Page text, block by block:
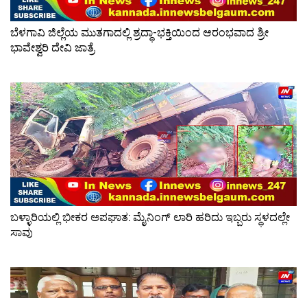
ಬೆಳಗಾವಿ ಜಿಲ್ಲೆಯ ಮುತಗಾದಲ್ಲಿ ಶ್ರದ್ಧಾ-ಭಕ್ತಿಯಿಂದ ಆರಂಭವಾದ ಶ್ರೀ
ಭಾವೇಶ್ವರಿ ದೇವಿ ಜಾತ್ರೆ
ಬಳ್ಳಾರಿಯಲ್ಲಿ ಭೀಕರ ಅಪಘಾತ: ಮೈನಿಂಗ್ ಲಾರಿ ಹರಿದು ಇಬ್ಬರು ಸ್ಥಳದಲ್ಲೇ
ಸಾವು